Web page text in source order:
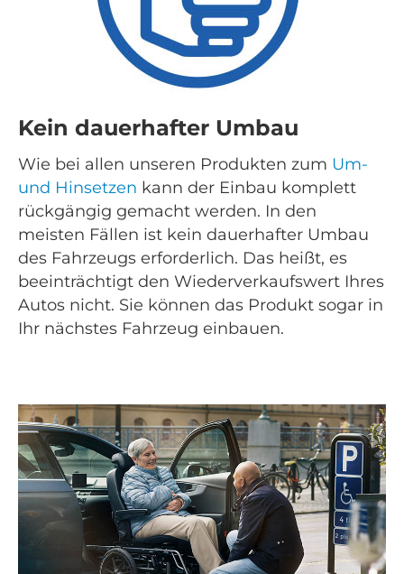
Kein dauerhafter Umbau
Wie bei allen unseren Produkten zum Um-
und Hinsetzen kann der Einbau komplett
rückgängig gemacht werden. In den
meisten Fällen ist kein dauerhafter Umbau
des Fahrzeugs erforderlich. Das heißt, es
beeinträchtigt den Wiederverkaufswert Ihres
Autos nicht. Sie können das Produkt sogar in
Ihr nächstes Fahrzeug einbauen.